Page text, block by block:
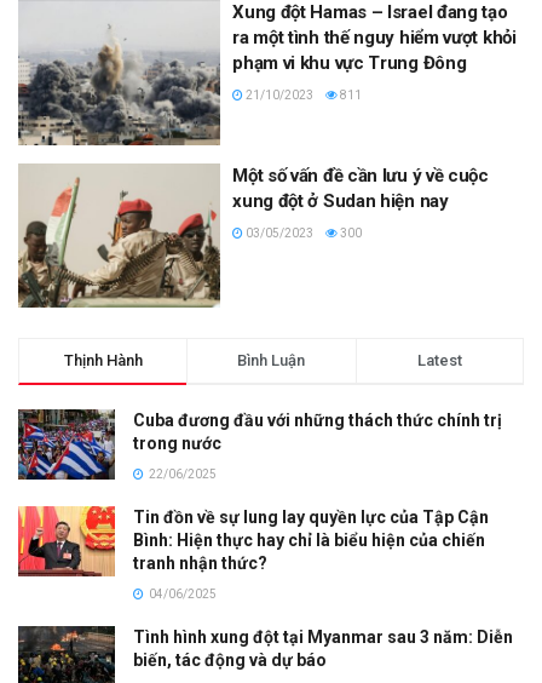
Xung đột Hamas – Israel đang tạo
ra một tình thế nguy hiểm vượt khỏi
phạm vi khu vực Trung Đông
21/10/2023 811
Một số vấn đề cần lưu ý về cuộc
xung đột ở Sudan hiện nay
03/05/2023 300
Thịnh Hành Bình Luận Latest
Cuba đương đầu với những thách thức chính trị
trong nước
22/06/2025
Tin đồn về sự lung lay quyền lực của Tập Cận
Bình: Hiện thực hay chỉ là biểu hiện của chiến
tranh nhận thức?
04/06/2025
Tình hình xung đột tại Myanmar sau 3 năm: Diễn
biến, tác động và dự báo